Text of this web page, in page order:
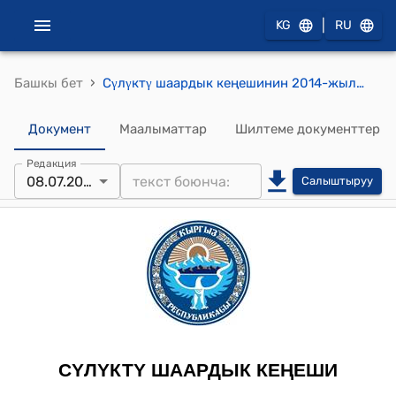
KG RU
Башкы бет › Сγлγктγ шаардык кеңешинин 2014-жылдын 8-июлундагы № 69 "Сγлγктγ шаарынан тыш, райондор жана шаарлар аралык маршуруттарда каттоочу жγргγнчγлѳрдγ ташуучу маршруттук каттамдардын жол кирелеринин тарифтик баалары жѳнγндѳ" токтому
Документ Маалыматтар Шилтеме документтер
Редакция
08.07.2014 Салыштыруу